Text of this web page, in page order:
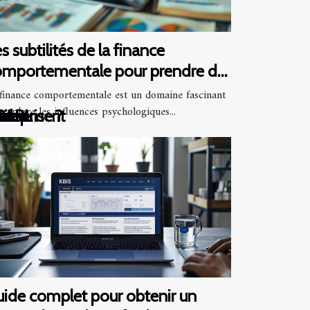
subtilités de la finance
pour prendre de
décisions
comportementale est un domaine fascinant
les influences psychologiques...
complet pour obtenir un
?